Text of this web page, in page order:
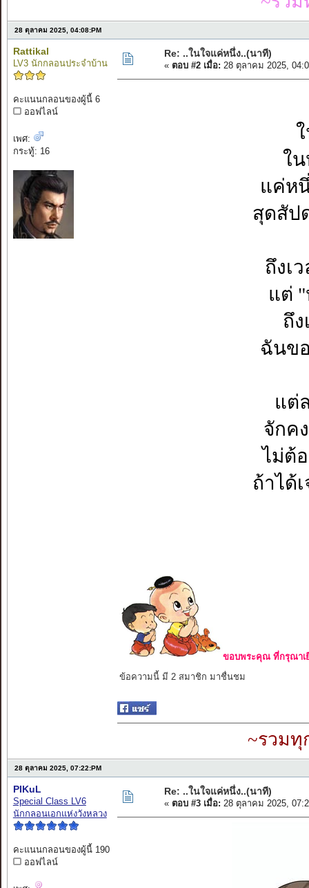
28 ตุลาคม 2025, 04:08:PM
Rattikal
LV3 นักกลอนประจำบ้าน
คะแนนกลอนของผู้นี้ 6
ออฟไลน์
เพศ:
กระทู้: 16
Re: ..ในใจแค่หนึ่ง..(นาที)
« ตอบ #2 เมื่อ: 28 ตุลาคม 2025,
ใ
แค่ห
สุดสัป
ถึงเ
แต่ "
ถึง
ฉันข
แต่
จักค
ไม่ต้
ถ้าได้
ขอบพระคุณ ที่กรุณาเ
ข้อความนี้ มี 2 สมาชิก มาชื่นชม
~รวมทุ
28 ตุลาคม 2025, 07:22:PM
PIKuL
Special Class LV6
นักกลอนเอกแห่งวังหลวง
คะแนนกลอนของผู้นี้ 190
ออฟไลน์
Re: ..ในใจแค่หนึ่ง..(นาที)
« ตอบ #3 เมื่อ: 28 ตุลาคม 2025,